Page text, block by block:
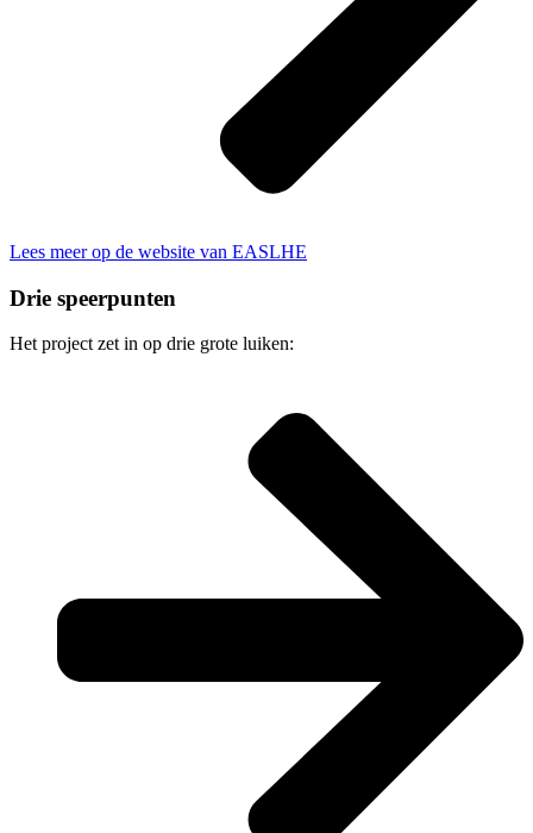
Lees meer op de website van EASLHE
Drie speerpunten
Het project zet in op drie grote luiken: